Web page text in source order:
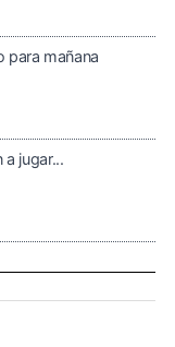
para mañana
a jugar...